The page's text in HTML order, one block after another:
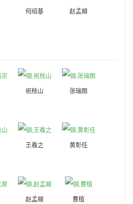
何绍基 赵孟頫
祝枝山 张瑞图
王羲之 黄彰任
赵孟頫 曹植